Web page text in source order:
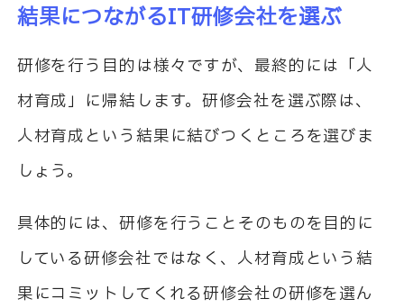
結果につながるIT研修会社を選ぶ
研修を行う目的は様々ですが、最終的には「人
材育成」に帰結します。研修会社を選ぶ際は、
人材育成という結果に結びつくところを選びま
しょう。
具体的には、研修を行うことそのものを目的に
している研修会社ではなく、人材育成という結
果にコミットしてくれる研修会社の研修を選ん